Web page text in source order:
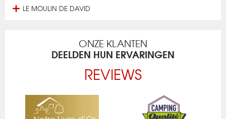
LE MOULIN DE DAVID
ONZE KLANTEN
DEELDEN HUN ERVARINGEN
REVIEWS